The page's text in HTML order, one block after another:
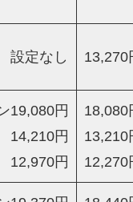
定なし 13,270
19,080円
円
12,970円
18,080
13,210
12,270